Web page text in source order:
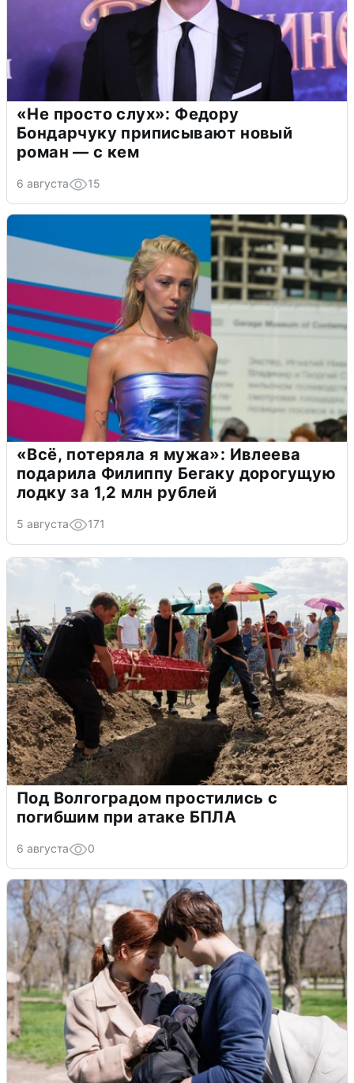
«Не просто слух»: Федору
Бондарчуку приписывают новый
роман — с кем
6 августа 15
«Всё, потеряла я мужа»: Ивлеева
подарила Филиппу Бегаку дорогущую
лодку за 1,2 млн рублей
5 августа 171
Под Волгоградом простились с
погибшим при атаке БПЛА
6 августа 0